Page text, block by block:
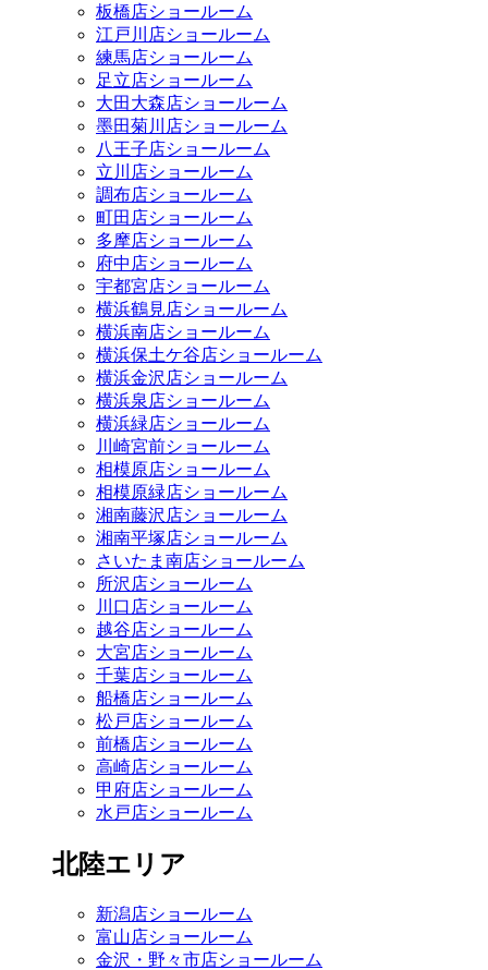
板橋店ショールーム
江戸川店ショールーム
練馬店ショールーム
足立店ショールーム
大田大森店ショールーム
墨田菊川店ショールーム
八王子店ショールーム
立川店ショールーム
調布店ショールーム
町田店ショールーム
多摩店ショールーム
府中店ショールーム
宇都宮店ショールーム
横浜鶴見店ショールーム
横浜南店ショールーム
横浜保土ケ谷店ショールーム
横浜金沢店ショールーム
横浜泉店ショールーム
横浜緑店ショールーム
川崎宮前ショールーム
相模原店ショールーム
相模原緑店ショールーム
湘南藤沢店ショールーム
湘南平塚店ショールーム
さいたま南店ショールーム
所沢店ショールーム
川口店ショールーム
越谷店ショールーム
大宮店ショールーム
千葉店ショールーム
船橋店ショールーム
松戸店ショールーム
前橋店ショールーム
高崎店ショールーム
甲府店ショールーム
水戸店ショールーム
北陸エリア
新潟店ショールーム
富山店ショールーム
金沢・野々市店ショールーム